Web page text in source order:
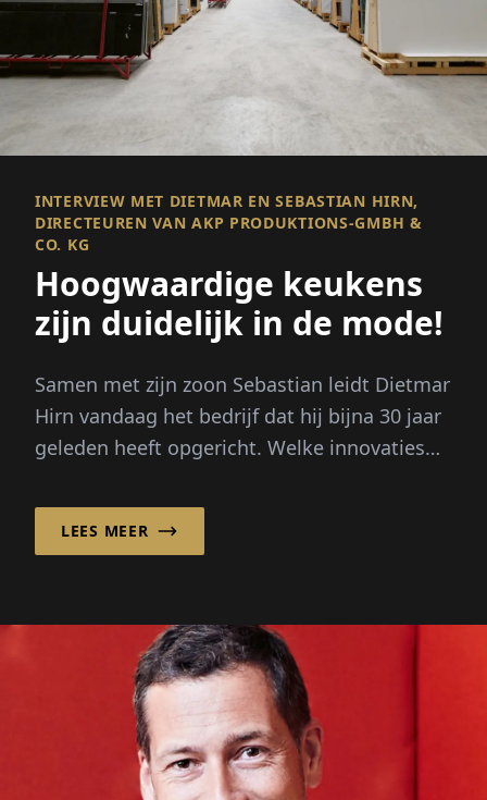
INTERVIEW MET DIETMAR EN SEBASTIAN HIRN,
DIRECTEUREN VAN AKP PRODUKTIONS-GMBH &
CO. KG
Hoogwaardige keukens
zijn duidelijk in de mode!
Samen met zijn zoon Sebastian leidt Dietmar
Hirn vandaag het bedrijf dat hij bijna 30 jaar
geleden heeft opgericht. Welke innovaties
LEES MEER